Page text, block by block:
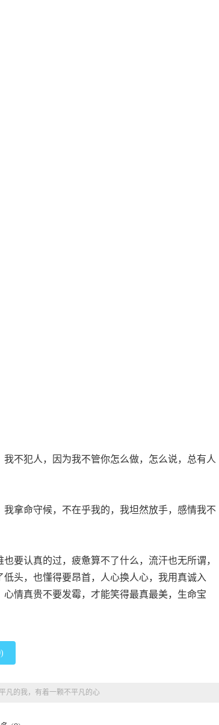
不犯人，因为我不管你怎么做，怎么说，总有人
拿命守候，不在乎我的，我坦然放手，感情我不
要认真的过，疲惫算不了什么，流汗也无所谓，
头，也懂得要昂首，人心换人心，我用真诚入
情真贵不要发霉，才能笑得最真最美，生命宝
)
凡的我，有着一颗不平凡的心